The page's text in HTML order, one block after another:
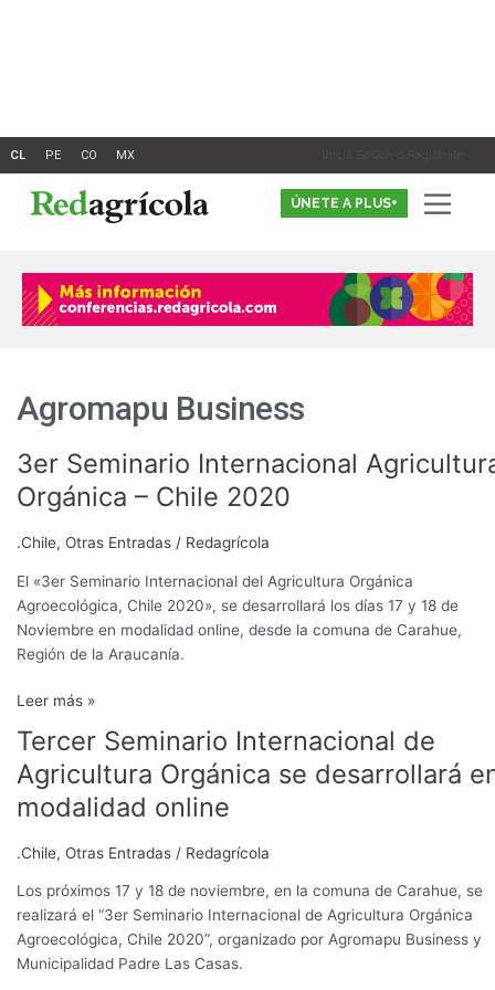
Inicia Sesión o Registrate
ÚNETE A PLUS+
Agromapu Business
3er Seminario Internacional
Orgánica – Chile 2020
.Chile, Otras Entradas / Redagrícola
El «3er Seminario Internacional del Agricultura Orgánica
Agroecológica, Chile 2020», se desarrollará los días 17 y 18 de
Noviembre en modalidad online, desde la comuna de Carahue,
Región de la Araucanía.
3er
Seminario
Internacional
Agricultura
Orgánica
–
Chile
2020
Leer más »
Tercer Seminario Internacional de
Agricultura Orgánica se desarrollará
modalidad online
.Chile, Otras Entradas / Redagrícola
Los próximos 17 y 18 de noviembre, en la comuna de Carahue, se
realizará el “3er Seminario Internacional de Agricultura Orgánica
Agroecológica, Chile 2020”, organizado por Agromapu Business y
Municipalidad Padre Las Casas.
Tercer
Seminario
Internacional
de
Orgánica
se
desarrollará
en
modalidad